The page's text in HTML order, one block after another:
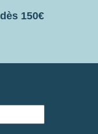
150€